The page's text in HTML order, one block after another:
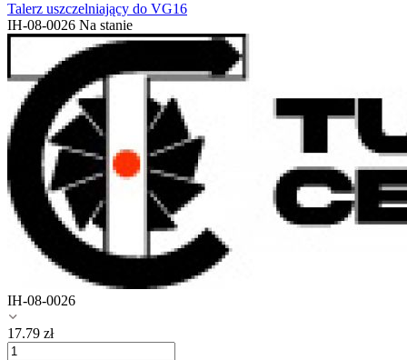
Talerz uszczelniający do VG16
IH-08-0026 Na stanie
IH-08-0026
17.79 zł